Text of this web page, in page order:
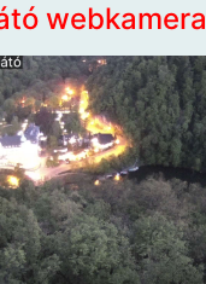
webkamera